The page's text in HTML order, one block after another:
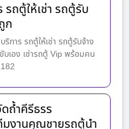
รถตู้ให้เช่า รถตู้รับ
ก
ริการ รถตู้ให้เช่า รถตู้รับจ้าง
บเอง เช่ารถตู้ Vip พร้อมคน
ถ้ำคีรีธรร
งานคุณชายรถตู้นำ